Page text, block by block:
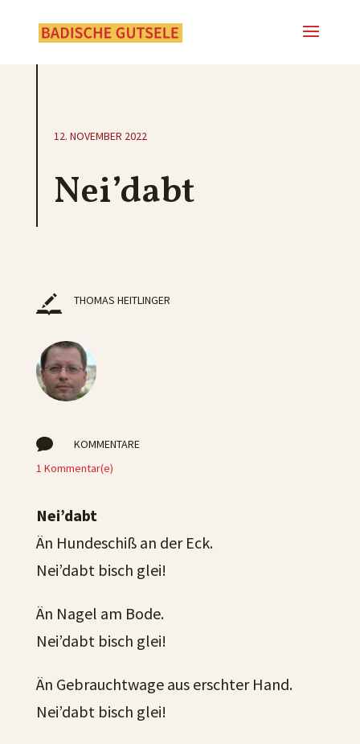
12. NOVEMBER 2022
Nei’dabt
THOMAS HEITLINGER

KOMMENTARE
1 Kommentar(e)
Nei’dabt
Än Hundeschiß an der Eck.
Nei’dabt bisch glei!
Än Nagel am Bode.
Nei’dabt bisch glei!
Än Gebrauchtwage aus erschter Hand.
Nei’dabt bisch glei!